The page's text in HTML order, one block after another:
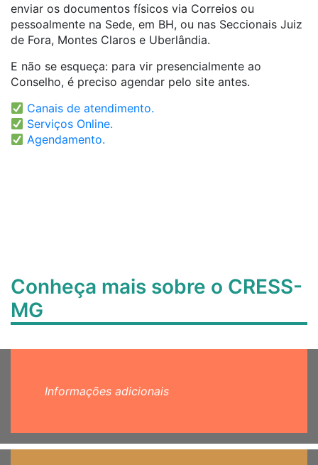
enviar os documentos físicos via Correios ou
pessoalmente na Sede, em BH, ou nas Seccionais Juiz
de Fora, Montes Claros e Uberlândia.
E não se esqueça: para vir presencialmente ao
Conselho, é preciso agendar pelo site antes.
Canais de atendimento.
Serviços Online.
Agendamento.
Conheça mais sobre o CRESS-
MG
Informações adicionais